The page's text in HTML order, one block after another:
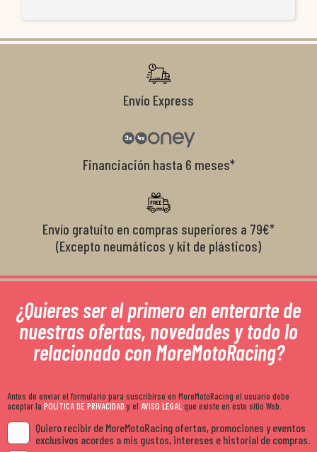
Envío Express
Financiación hasta 6 meses*
Envío gratuito en compras superiores a 79€*
(Excepto neumáticos y kit de plásticos)
¿Quieres ser el primero en enterarte de
nuestras ofertas, novedades y todo lo
relacionado con MoreMotoRacing?
Antes de enviar el formulario para suscribirse en MoreMotoRacing el usuario debe
aceptar la POLÍTICA DE PRIVACIDADy el AVISO LEGALque existe en este sitio Web.
Quiero recibir de MoreMotoRacing ofertas, promociones y eventos
exclusivos acordes a mis gustos, intereses e historial de compras.